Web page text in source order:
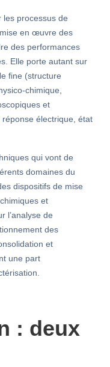
les processus de
en œuvre des
des performances
Elle porte autant sur
fine (structure
chimique,
et
électrique, état
qui vont de
domaines du
dispositifs de mise
et
l’analyse de
des
et
une part
: deux